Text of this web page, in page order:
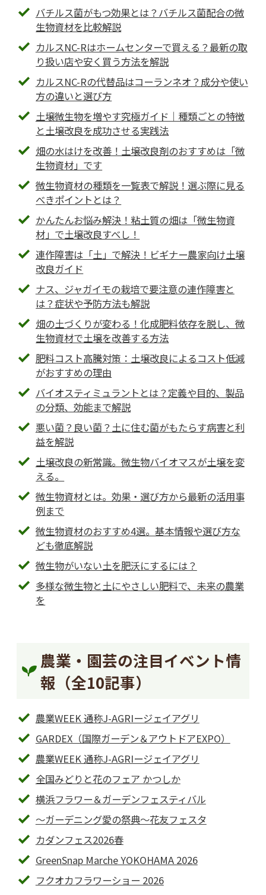
バチルス菌がもつ効果とは？バチルス菌配合の微
生物資材を比較解説
カルスNC-Rはホームセンターで買える？最新の取
り扱い店や安く買う方法を解説
カルスNC-Rの代替品はコーランネオ？成分や使い
方の違いと選び方
土壌微生物を増やす究極ガイド｜種類ごとの特徴
と土壌改良を成功させる実践法
畑の水はけを改善！土壌改良剤のおすすめは「微
生物資材」です
微生物資材の種類を一覧表で解説！選ぶ際に見る
べきポイントとは？
かんたんお悩み解決！粘土質の畑は「微生物資
材」で土壌改良すべし！
連作障害は「土」で解決！ビギナー農家向け土壌
改良ガイド
ナス、ジャガイモの栽培で要注意の連作障害と
は？症状や予防方法も解説
畑の土づくりが変わる！化成肥料依存を脱し、微
生物資材で土壌を改善する方法
肥料コスト高騰対策：土壌改良によるコスト低減
がおすすめの理由
バイオスティミュラントとは？定義や目的、製品
の分類、効能まで解説
悪い菌？良い菌？土に住む菌がもたらす病害と利
益を解説
土壌改良の新常識。微生物バイオマスが土壌を変
える。
微生物資材とは。効果・選び方から最新の活用事
例まで
微生物資材のおすすめ4選。基本情報や選び方な
ども徹底解説
微生物がいない土を肥沃にするには？
多様な微生物と土にやさしい肥料で、未来の農業
を
農業・園芸の注目イベント情
報（全10記事）
農業WEEK 通称J-AGRIージェイアグリ
GARDEX（国際ガーデン＆アウトドアEXPO）
農業WEEK 通称J-AGRIージェイアグリ
全国みどりと花のフェア かつしか
横浜フラワー＆ガーデンフェスティバル
～ガーデニング愛の祭典～花友フェスタ
カダンフェス2026春
GreenSnap Marche YOKOHAMA 2026
フクオカフラワーショー 2026